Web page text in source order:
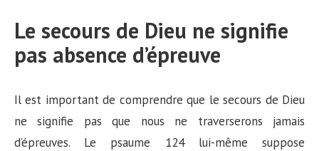
Le secours de Dieu ne signifie
pas absence d’épreuve
Il est important de comprendre que le secours de Dieu
ne signifie pas que nous ne traverserons jamais
d’épreuves. Le psaume 124 lui-même suppose